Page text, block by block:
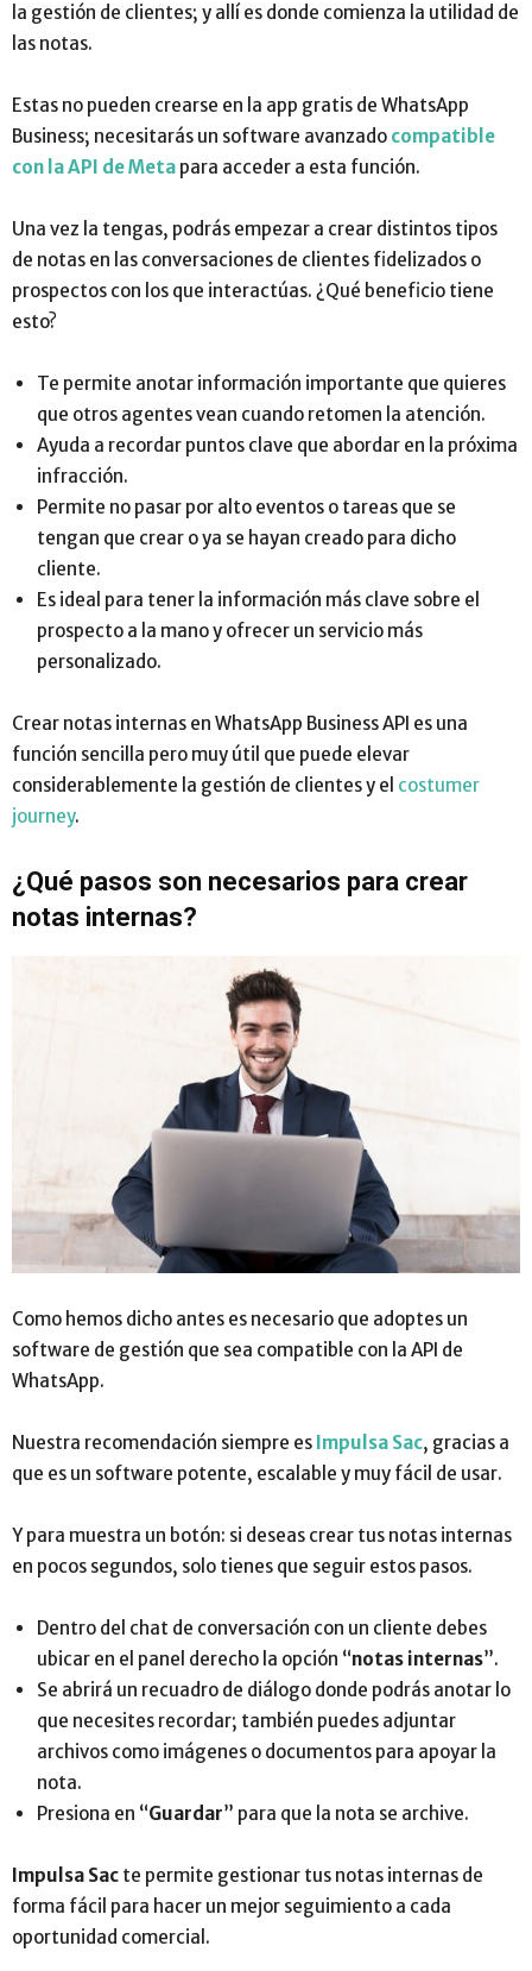
la gestión de clientes; y allí es donde comienza la utilidad de
las notas.
Estas no pueden crearse en la app gratis de WhatsApp
Business; necesitarás un software avanzado compatible
con la API de Meta para acceder a esta función.
Una vez la tengas, podrás empezar a crear distintos tipos
de notas en las conversaciones de clientes fidelizados o
prospectos con los que interactúas. ¿Qué beneficio tiene
esto?
Te permite anotar información importante que quieres
que otros agentes vean cuando retomen la atención.
Ayuda a recordar puntos clave que abordar en la próxima
infracción.
Permite no pasar por alto eventos o tareas que se
tengan que crear o ya se hayan creado para dicho
cliente.
Es ideal para tener la información más clave sobre el
prospecto a la mano y ofrecer un servicio más
personalizado.
Crear notas internas en WhatsApp Business API es una
función sencilla pero muy útil que puede elevar
considerablemente la gestión de clientes y el costumer
journey.
¿Qué pasos son necesarios para crear
notas internas?
Como hemos dicho antes es necesario que adoptes un
software de gestión que sea compatible con la API de
WhatsApp.
Nuestra recomendación siempre es Impulsa Sac, gracias a
que es un software potente, escalable y muy fácil de usar.
Y para muestra un botón: si deseas crear tus notas internas
en pocos segundos, solo tienes que seguir estos pasos.
Dentro del chat de conversación con un cliente debes
ubicar en el panel derecho la opción “notas internas”.
Se abrirá un recuadro de diálogo donde podrás anotar lo
que necesites recordar; también puedes adjuntar
archivos como imágenes o documentos para apoyar la
nota.
Presiona en “Guardar” para que la nota se archive.
Impulsa Sac te permite gestionar tus notas internas de
forma fácil para hacer un mejor seguimiento a cada
oportunidad comercial.